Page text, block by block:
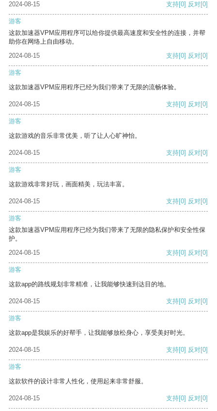
2024-08-15
支持[0] 反对[0]
游客
这款加速器VPM应用程序可以给你提供最高速度和安全性的连接，并帮
助你在网络上自由移动。
2024-08-15
支持[0] 反对[0]
游客
这款加速器VPM应用程序已经为我们带来了无限的流畅体验。
2024-08-15 支持[0] 反对[0]
游客
这款游戏的音乐非常优美，听了让人心旷神怡。
2024-08-15 支持[0] 反对[0]
游客
这款游戏非常好玩，画面精美，玩法丰富。
2024-08-15 支持[0] 反对[0]
游客
这款加速器VPM应用程序已经为我们带来了无限的隐私保护和安全性保
护。
2024-08-15
支持[0] 反对[0]
游客
这款app的路线规划非常精准，让我能够快速到达目的地。
2024-08-15 支持[0] 反对[0]
游客
这款app是我娱乐的好帮手，让我能够放松身心，享受美好时光。
2024-08-15 支持[0] 反对[0]
游客
这款软件的设计非常人性化，使用起来非常舒服。
2024-08-15 支持[0] 反对[0]